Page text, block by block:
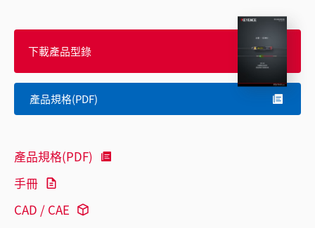
下載產品型錄
產品規格(PDF)
產品規格(PDF)
手冊
CAD / CAE